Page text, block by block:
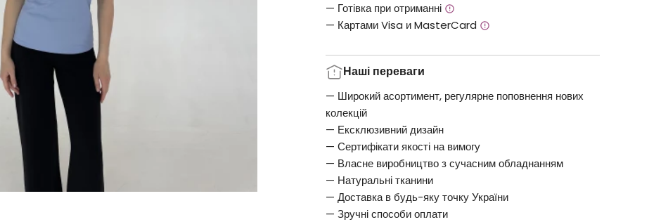
— Готівка при отриманні
— Картами Visa и MasterCard
Наші переваги
— Широкий асортимент, регулярне поповнення нових
колекцій
— Ексклюзивний дизайн
— Сертифікати якості на вимогу
— Власне виробництво з сучасним обладнанням
— Натуральні тканини
— Доставка в будь-яку точку України
— Зручні способи оплати